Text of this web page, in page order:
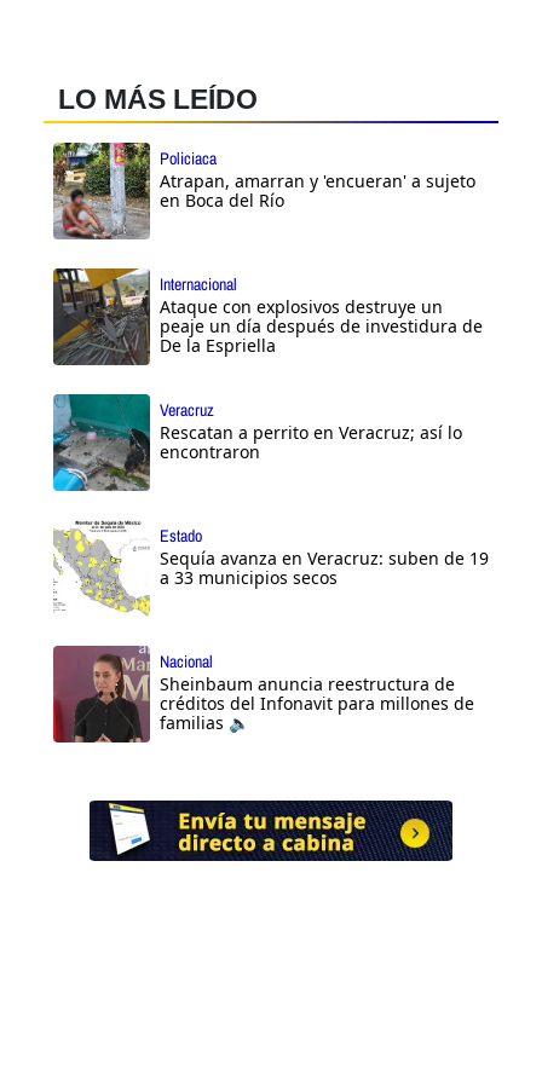
LO MÁS LEÍDO
Policiaca
Atrapan, amarran y 'encueran' a sujeto
en Boca del Río
Internacional
Ataque con explosivos destruye un
peaje un día después de investidura de
De la Espriella
Veracruz
Rescatan a perrito en Veracruz; así lo
encontraron
Estado
Sequía avanza en Veracruz: suben de 19
a 33 municipios secos
Nacional
Sheinbaum anuncia reestructura de
créditos del Infonavit para millones de
familias 🔈